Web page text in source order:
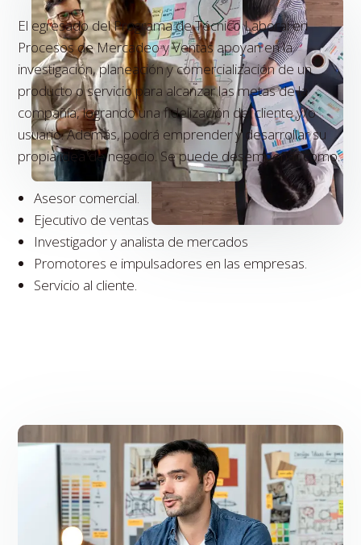
El egresado del Programa de Técnico Laboral en
Procesos de Mercadeo y Ventas apoyan en la
investigación, planeación y comercialización de un
producto o servicio para alcanzar las metas de la
compañía, logrando una fidelización del cliente y/o
usuario. Además, podrá emprender y desarrollar su
propia idea de negocio. Se puede desempeñar como:
Asesor comercial.
Ejecutivo de ventas
Investigador y analista de mercados
Promotores e impulsadores en las empresas.
Servicio al cliente.